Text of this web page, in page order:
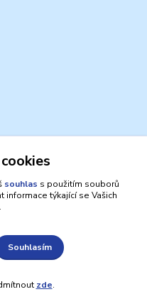
rychle.cz
souhlas s použitím souborů
informace týkající se Vašich
Souhlasím
zde.